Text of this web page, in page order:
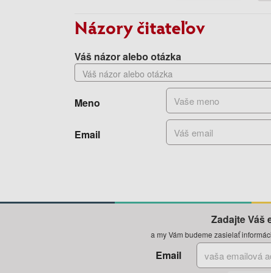
Názory čitateľov
Váš názor alebo otázka
Meno
Email
Zadajte Váš
a my Vám budeme zasielať
Email